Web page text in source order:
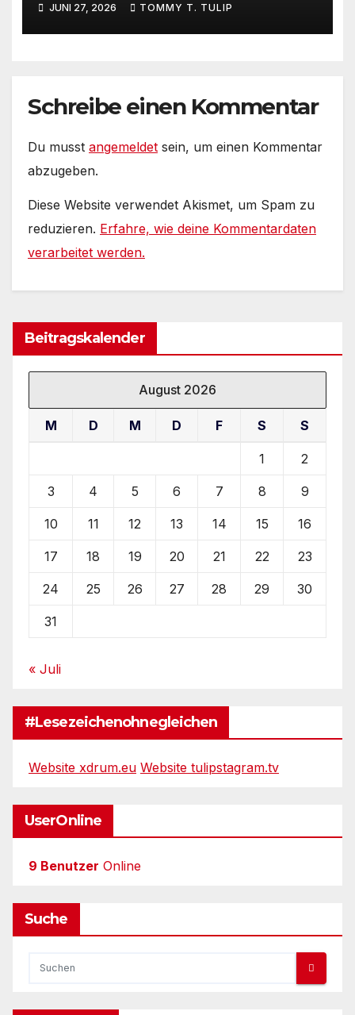
Internets – 36° Grad, es wird
noch heißer #Tageslied
JUNI 27, 2026 TOMMY T. TULIP
Schreibe einen Kommentar
Du musst angemeldet sein, um einen Kommentar
abzugeben.
Diese Website verwendet Akismet, um Spam zu
reduzieren. Erfahre, wie deine Kommentardaten
verarbeitet werden.
Beitragskalender
August 2026
M D M D F S S
1 2
3 4 5 6 7 8 9
10 11 12 13 14 15 16
17 18 19 20 21 22 23
24 25 26 27 28 29 30
31
« Juli
#Lesezeichenohnegleichen
Website xdrum.eu Website tulipstagram.tv
UserOnline
9 Benutzer Online
Suche